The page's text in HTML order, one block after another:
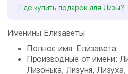
Где купить подарок для Лизы?
Именины Елизаветы
Полное имя: Елизавета
Производные от имени:
Лизонька, Лизуня,